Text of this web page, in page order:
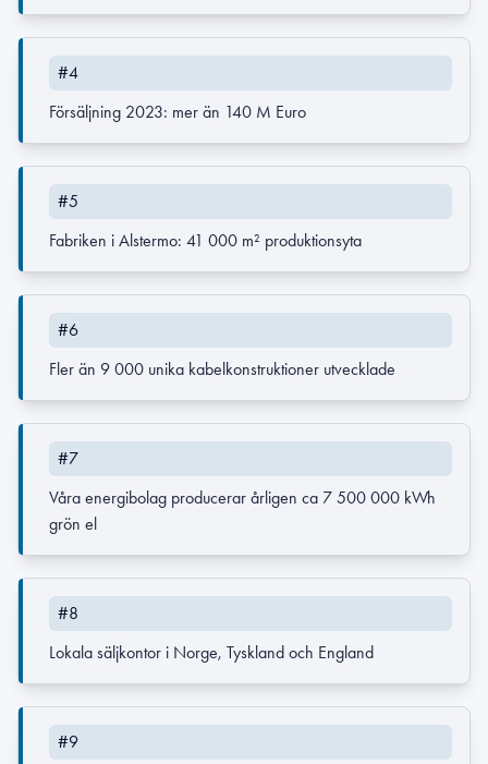
#4
Försäljning 2023: mer än 140 M Euro
#5
Fabriken i Alstermo: 41 000 m² produktionsyta
#6
Fler än 9 000 unika kabelkonstruktioner utvecklade
#7
Våra energibolag producerar årligen ca 7 500 000 kWh
grön el
#8
Lokala säljkontor i Norge, Tyskland och England
#9